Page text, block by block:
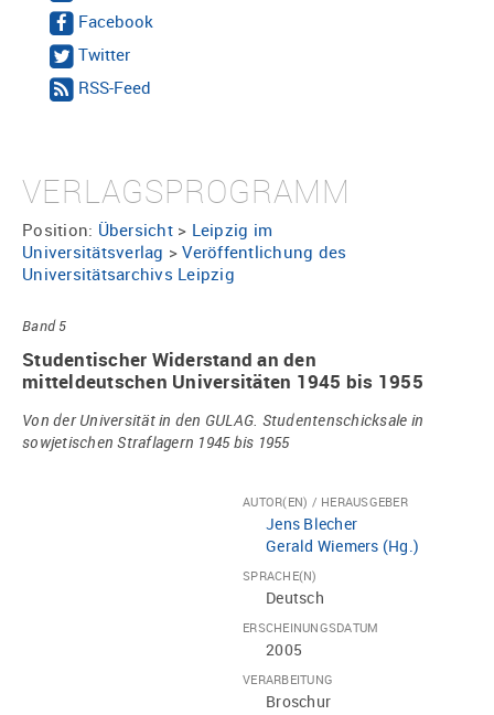
Facebook
Twitter
RSS-Feed
VERLAGSPROGRAMM
Position: Übersicht> Leipzig im
Universitätsverlag >Veröffentlichung des
Universitätsarchivs Leipzig
Band 5
Studentischer Widerstand an den
mitteldeutschen Universitäten 1945 bis 1955
Von der Universität in den GULAG. Studentenschicksale in
sowjetischen Straflagern 1945 bis 1955
AUTOR(EN) / HERAUSGEBER
Jens Blecher
Gerald Wiemers (Hg.)
SPRACHE(N)
Deutsch
ERSCHEINUNGSDATUM
2005
VERARBEITUNG
Broschur